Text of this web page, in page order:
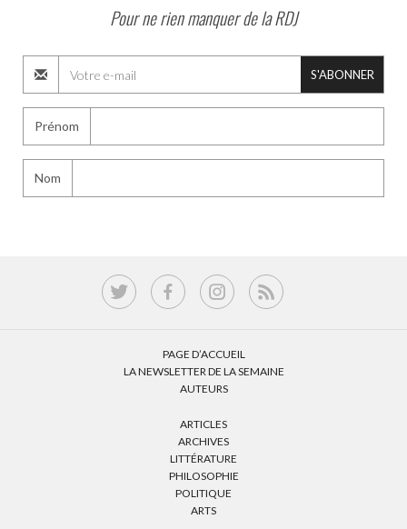
Pour ne rien manquer de la RDJ
S'ABONNER
Prénom
Nom
PAGE D’ACCUEIL
LA NEWSLETTER DE LA SEMAINE
AUTEURS
ARTICLES
ARCHIVES
LITTÉRATURE
PHILOSOPHIE
POLITIQUE
ARTS